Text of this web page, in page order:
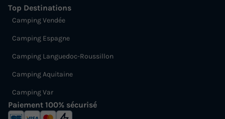
Top Destinations
Camping Vendée
Camping Espagne
Camping Languedoc-Roussillon
Camping Aquitaine
Camping Var
Paiement 100% sécurisé